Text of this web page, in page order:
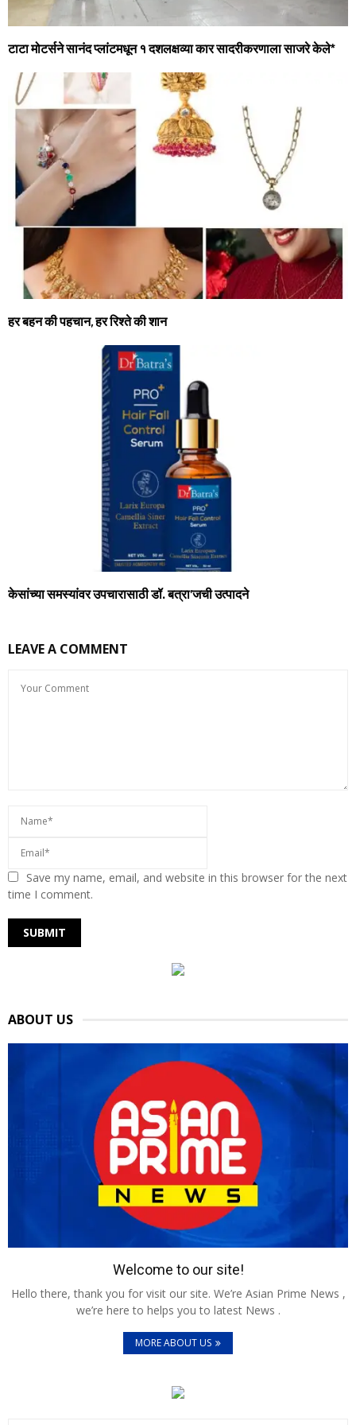
टाटा मोटर्सने सानंद प्‍लांटमधून १ दशलक्षव्‍या कार सादरीकरणाला साजरे केले*
हर बहन की पहचान, हर रिश्ते की शान
केसांच्या समस्यांवर उपचारासाठी डॉ. बत्रा’जची उत्पादने
LEAVE A COMMENT
Save my name, email, and website in this browser for the next
time I comment.
ABOUT US
Welcome to our site!
Hello there, thank you for visit our site. We’re Asian Prime News ,
we’re here to helps you to latest News .
MORE ABOUT US